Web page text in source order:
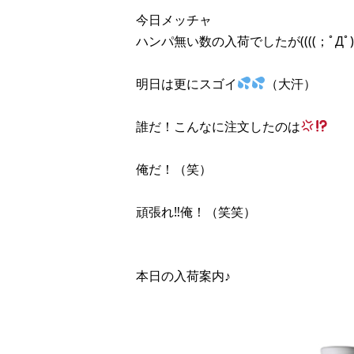
今日メッチャ
ハンパ無い数の入荷でしたが((((；ﾟДﾟ
明日は更にスゴイ （大汗）
誰だ！こんなに注文したのは
俺だ！（笑）
頑張れ‼︎俺！（笑笑）
本日の入荷案内♪